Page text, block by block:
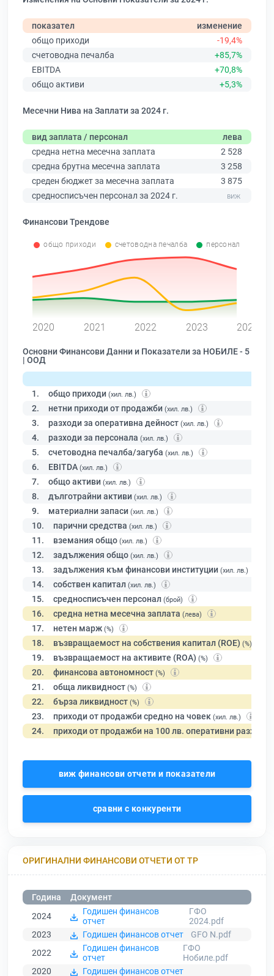
показател
изменение
общо приходи
-19,4%
счетоводна печалба
+85,7%
EBITDA
+70,8%
общо активи
+5,3%
Месечни Нива на Заплати за 2024 г.
вид заплата / персонал
лева
средна нетна месечна заплата
2 528
средна брутна месечна заплата
3 258
среден бюджет за месечна заплата
3 875
средносписъчен персонал за 2024 г.
Финансови Трендове
общо приходи счетоводна печалба персонал
2020 2021 2022 2023 2024
Основни Финансови Данни и Показатели за НОБИЛЕ - 5
| ООД
1. общо приходи (хил. лв.)
2. нетни приходи от продажби (хил. лв.)
3. разходи за оперативна дейност (хил. лв.)
4. разходи за персонала (хил. лв.)
5. счетоводна печалба/загуба (хил. лв.)
6. EBITDA (хил. лв.)
7. общо активи (хил. лв.)
8. дълготрайни активи (хил. лв.)
9. материални запаси (хил. лв.)
10. парични средства (хил. лв.)
11. вземания общо (хил. лв.)
12. задължения общо (хил. лв.)
13. задължения към финансови институции (хил. лв.)
14. собствен капитал (хил. лв.)
15. средносписъчен персонал (брой)
16. средна нетна месечна заплата (лева)
17. нетен марж (%)
18. възвращаемост на собствения капитал (ROE) (%)
19. възвращаемост на активите (ROA) (%)
20. финансова автономност (%)
21. обща ликвидност (%)
22. бърза ликвидност (%)
23. приходи от продажби средно на човек (хил. лв.)
24. приходи от продажби на 100 лв. оперативни разходи
виж финансови отчети и показатели
сравни с конкуренти
ОРИГИНАЛНИ ФИНАНСОВИ ОТЧЕТИ ОТ ТР
Година
Документ
2024
Годишен финансов
отчет
ГФО
2024.pdf
2023
Годишен финансов отчет
GFO N.pdf
2022
Годишен финансов
отчет
ГФО
Нобиле.pdf
2020
Годишен финансов отчет